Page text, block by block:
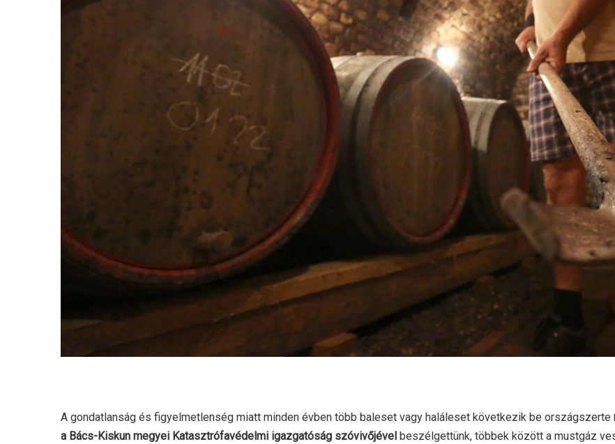
A gondatlanság és figyelmetlenség miatt minden évben több baleset vagy haláleset következik be országszerte
a Bács-Kiskun megyei Katasztrófavédelmi igazgatóság szóvivőjével beszélgettünk, többek között a mustgáz